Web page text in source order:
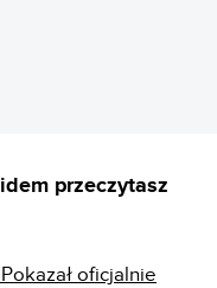
przeczytasz
oficjalnie